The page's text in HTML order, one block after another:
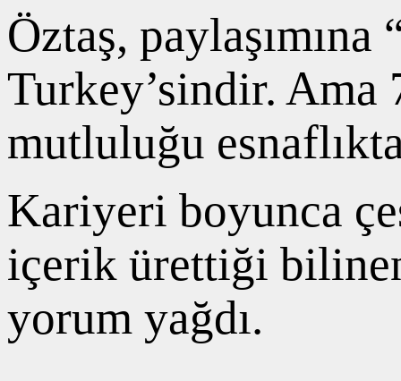
Öztaş,
Turkey’sindir. Ama
mutluluğu
Kariyeri boyunca
içerik ürettiği
yorum yağdı.